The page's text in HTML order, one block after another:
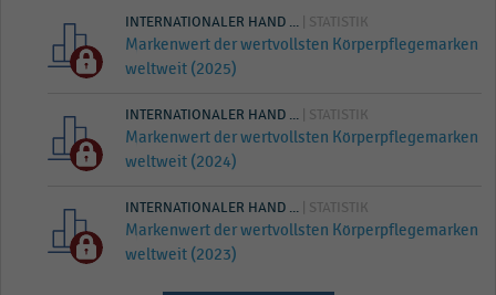
INTERNATIONALER HAND ... | STATISTIK
Markenwert der wertvollsten Körperpflegemarken
weltweit (2025)
INTERNATIONALER HAND ... | STATISTIK
Markenwert der wertvollsten Körperpflegemarken
weltweit (2024)
INTERNATIONALER HAND ... | STATISTIK
Markenwert der wertvollsten Körperpflegemarken
weltweit (2023)